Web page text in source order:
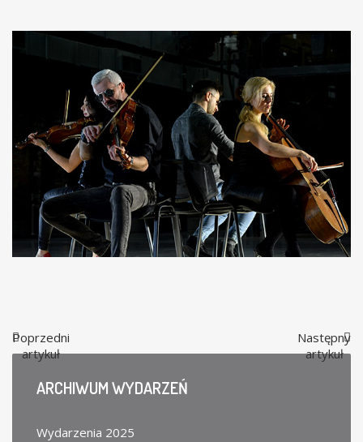
Poprzedni
artykuł
Następny
artykuł
ARCHIWUMWYDARZEŃ
Wydarzenia 2025